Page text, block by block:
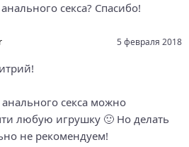
секса? Спасибо!
5 февраля 2018
секса можно
любую игрушку 🙂 Но делать
не рекомендуем!